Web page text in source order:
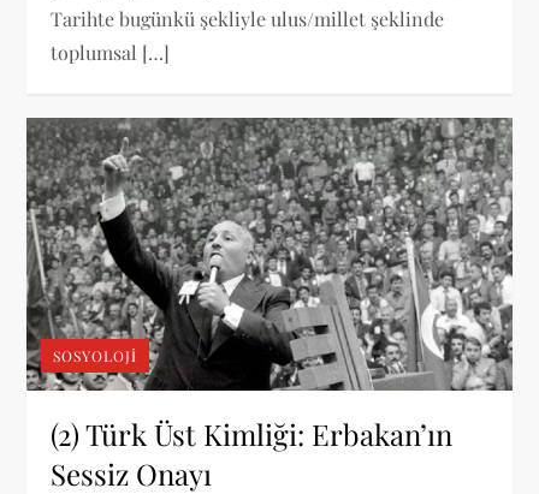
Tarihte bugünkü şekliyle ulus/millet şeklinde
toplumsal […]
SOSYOLOJI
(2) Türk Üst Kimliği: Erbakan’ın
Sessiz Onayı